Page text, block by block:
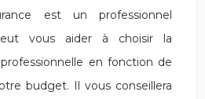
est un professionnel
vous aider à choisir la
en fonction de
budget. Il vous conseillera